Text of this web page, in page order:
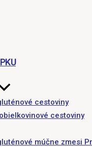
cestoviny
cestoviny
múčne zmesi